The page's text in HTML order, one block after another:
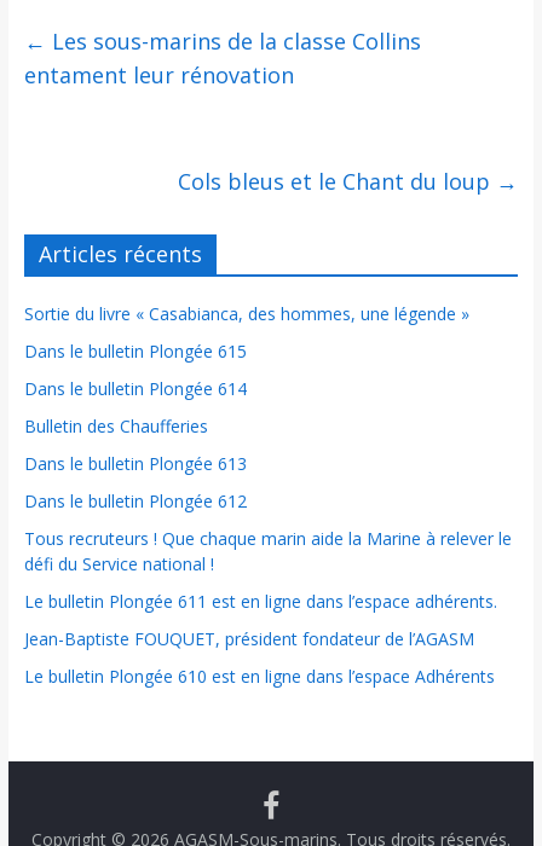
← Les sous-marins de la classe Collins
entament leur rénovation
Cols bleus et le Chant du loup →
Articles récents
Sortie du livre « Casabianca, des hommes, une légende »
Dans le bulletin Plongée 615
Dans le bulletin Plongée 614
Bulletin des Chaufferies
Dans le bulletin Plongée 613
Dans le bulletin Plongée 612
Tous recruteurs ! Que chaque marin aide la Marine à relever le
défi du Service national !
Le bulletin Plongée 611 est en ligne dans l’espace adhérents.
Jean-Baptiste FOUQUET, président fondateur de l’AGASM
Le bulletin Plongée 610 est en ligne dans l’espace Adhérents
Copyright © 2026 AGASM-Sous-marins. Tous droits réservés.